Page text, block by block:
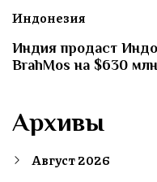
Индонезия
Индия продаст
BrahMos на $630 млн
Архивы
Август 2026